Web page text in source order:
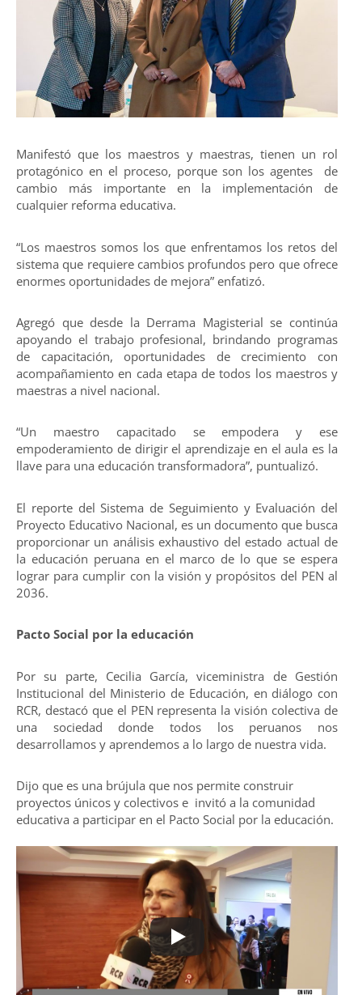
Manifestó que los maestros y maestras, tienen un rol
protagónico en el proceso, porque son los agentes de
cambio más importante en la implementación de
cualquier reforma educativa.
“Los maestros somos los que enfrentamos los retos del
sistema que requiere cambios profundos pero que ofrece
enormes oportunidades de mejora” enfatizó.
Agregó que desde la Derrama Magisterial se continúa
apoyando el trabajo profesional, brindando programas
de capacitación, oportunidades de crecimiento con
acompañamiento en cada etapa de todos los maestros y
maestras a nivel nacional.
“Un maestro capacitado se empodera y ese
empoderamiento de dirigir el aprendizaje en el aula es la
llave para una educación transformadora”, puntualizó.
El reporte del Sistema de Seguimiento y Evaluación del
Proyecto Educativo Nacional, es un documento que busca
proporcionar un análisis exhaustivo del estado actual de
la educación peruana en el marco de lo que se espera
lograr para cumplir con la visión y propósitos del PEN al
2036.
Pacto Social por la educación
Por su parte, Cecilia García, viceministra de Gestión
Institucional del Ministerio de Educación, en diálogo con
RCR, destacó que el PEN representa la visión colectiva de
una sociedad donde todos los peruanos nos
desarrollamos y aprendemos a lo largo de nuestra vida.
Dijo que es una brújula que nos permite construir
proyectos únicos y colectivos e invitó a la comunidad
educativa a participar en el Pacto Social por la educación.